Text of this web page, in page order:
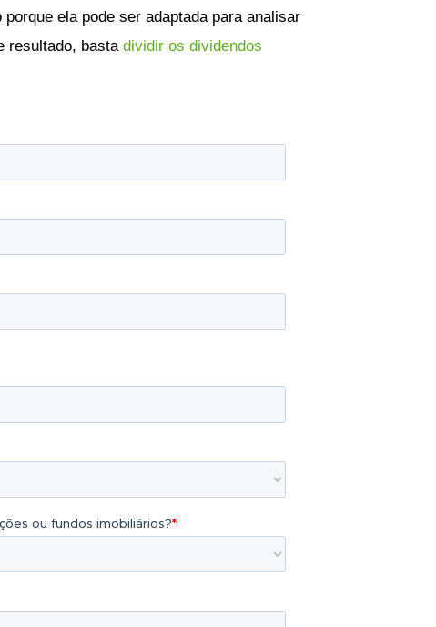
ela pode ser adaptada para analisar
resultado, basta dividir os dividendos